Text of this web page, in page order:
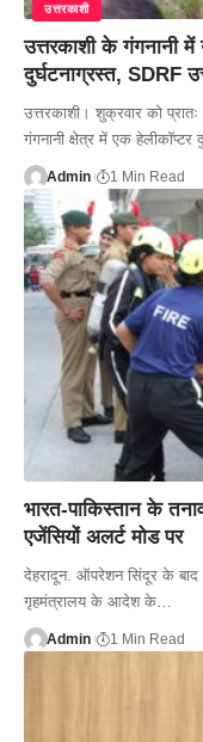
उत्तरकाशी
उत्तरकाशी के गंगनानी में
दुर्घटनाग्रस्त, SDRF
उत्तरकाशी। शुक्रवार को
गंगनानी क्षेत्र में एक हेलीकॉप्टर
Admin 1 Min Read
भारत-पाकिस्तान के
एजेंसियों अलर्ट मोड पर
देहरादून. ऑपरेशन सिंदूर के बाद
गृहमंत्रालय के आदेश के…
Admin 1 Min Read